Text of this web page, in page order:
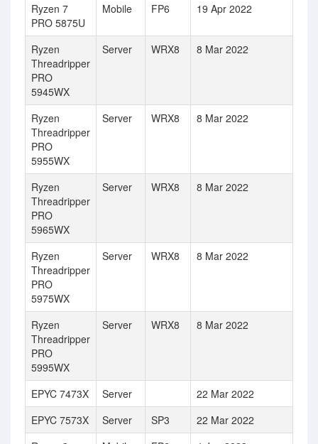
Ryzen 7
PRO 5875U
Mobile FP6 19 Apr 2022
Ryzen
Threadripper
PRO
5945WX
Server WRX8 8 Mar 2022
Ryzen
Threadripper
PRO
5955WX
Server WRX8 8 Mar 2022
Ryzen
Threadripper
PRO
5965WX
Server WRX8 8 Mar 2022
Ryzen
Threadripper
PRO
5975WX
Server WRX8 8 Mar 2022
Ryzen
Threadripper
PRO
5995WX
Server WRX8 8 Mar 2022
EPYC 7473X Server 22 Mar 2022
EPYC 7573X
Server SP3 22 Mar 2022